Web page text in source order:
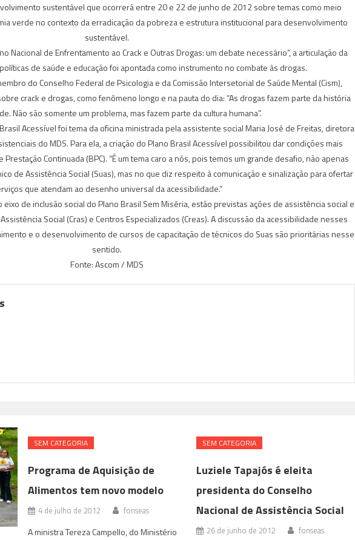
sustentável que ocorrerá entre 20 e 22 de junho de 2012 sobre temas como meio
verde no contexto da erradicação da pobreza e estrutura institucional para desenvolvimento
sustentável.
Nacional de Enfrentamento ao Crack e Outras Drogas: um debate necessário”, a articulação da
de saúde e educação foi apontada como instrumento no combate às drogas.
do Conselho Federal de Psicologia e da Comissão Intersetorial de Saúde Mental (Cism),
crack e drogas, como fenômeno longo e na pauta do dia: “As drogas fazem parte da história
Não são somente um problema, mas fazem parte da cultura humana”.
Acessível foi tema da oficina ministrada pela assistente social Maria José de Freitas, diretora
do MDS. Para ela, a criação do Plano Brasil Acessível possibilitou dar condições mais
Continuada (BPC). “É um tema caro a nós, pois temos um grande desafio, não apenas
de Assistência Social (Suas), mas no que diz respeito à comunicação e sinalização para ofertar
que atendam ao desenho universal da acessibilidade.”
de inclusão social do Plano Brasil Sem Miséria, estão previstas ações de assistência social e
Social (Cras) e Centros Especializados (Creas). A discussão da acessibilidade nesses
e o desenvolvimento de cursos de capacitação de técnicos do Suas são prioritárias nesse
sentido.
Fonte: Ascom / MDS
SEM CATEGORIA
Programa de Aquisição de
Alimentos tem novo modelo
4 de julho de 2012 fonseas
A ministra Tereza Campello, do Ministério
SEM CATEGORIA
Luziele Tapajós é eleita
presidenta do Conselho
Nacional de Assistência Social
26 de junho de 2012 fonseas